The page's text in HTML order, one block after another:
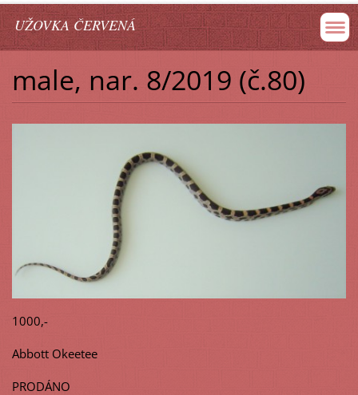
UŽOVKA ČERVENÁ
male, nar. 8/2019 (č.80)
1000,-
Abbott Okeetee
PRODÁNO